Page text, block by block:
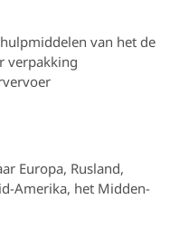
van het de
verpakking
Europa, Rusland,
Amerika, het Midden-